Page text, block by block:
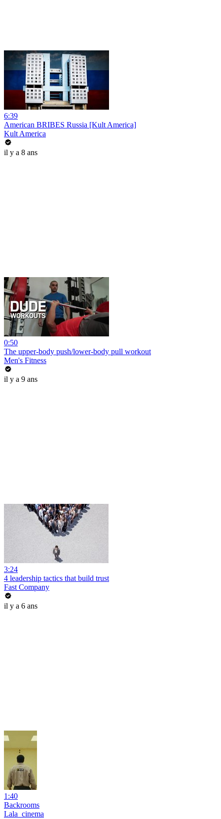
6:39
American BRIBES Russia [Kult America]
Kult America
il y a 8 ans
0:50
The upper-body push/lower-body pull workout
Men's Fitness
il y a 9 ans
3:24
4 leadership tactics that build trust
Fast Company
il y a 6 ans
1:40
Backrooms
Lala_cinema